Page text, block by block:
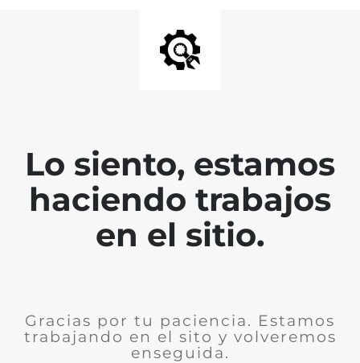
Lo siento, estamos
haciendo trabajos
en el sitio.
Gracias por tu paciencia. Estamos
trabajando en el sito y volveremos
enseguida.